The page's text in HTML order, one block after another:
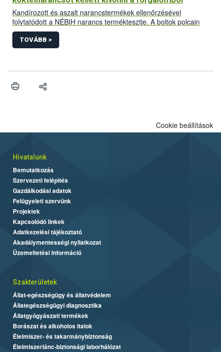
Kandírozott és aszalt narancstermékek ellenőrzésével
folytatódott a NÉBIH narancs terméktesztje. A boltok polcain
fellelhető négy termékből egyet, a Tündérkert Traiding Kft.
aszalt, cukrozott koktélnarancsát az összetevők között sem
jelölt, megengedettnél magasabb színezéktartalom miatt ki
TOVÁBB >
Cookie beállítások
Hivatalunk
Bemutatkozás
Szervezeti felépítés
Gazdálkodási adatok
Felügyeleti szervünk
Projektek
Kapcsolódó linkek
Adatkezelési tájékoztató
Akadálymentességi nyilatkozat
Üzemeltetési információ
Szakterületek
Állat-egészségügy és állatvédelem
Állategészségügyi diagnosztika
Állatgyógyászati termékek
Borászat és alkoholos italok
Élelmiszer- és takarmánybiztonság
Élelmiszerlánc-biztonsági laborhálózat